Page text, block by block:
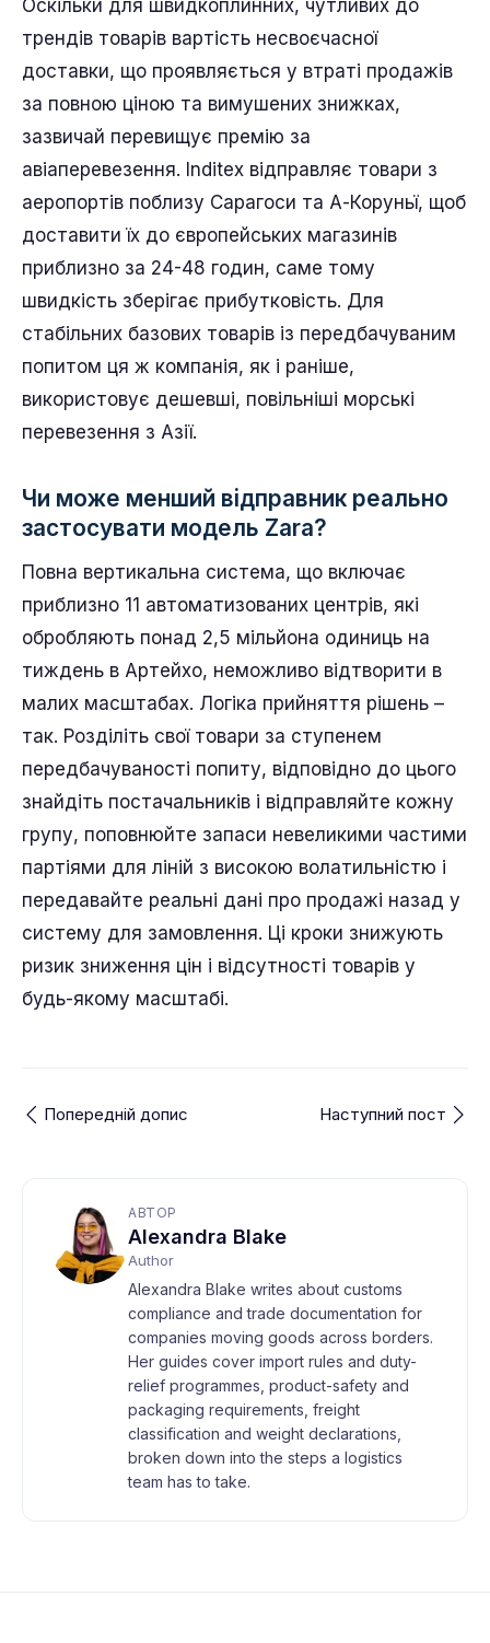
Оскільки для швидкоплинних, чутливих до
трендів товарів вартість несвоєчасної
доставки, що проявляється у втраті продажів
за повною ціною та вимушених знижках,
зазвичай перевищує премію за
авіаперевезення. Inditex відправляє товари з
аеропортів поблизу Сарагоси та А-Коруньї, щоб
доставити їх до європейських магазинів
приблизно за 24-48 годин, саме тому
швидкість зберігає прибутковість. Для
стабільних базових товарів із передбачуваним
попитом ця ж компанія, як і раніше,
використовує дешевші, повільніші морські
перевезення з Азії.
Чи може менший відправник реально
застосувати модель Zara?
Повна вертикальна система, що включає
приблизно 11 автоматизованих центрів, які
обробляють понад 2,5 мільйона одиниць на
тиждень в Артейхо, неможливо відтворити в
малих масштабах. Логіка прийняття рішень –
так. Розділіть свої товари за ступенем
передбачуваності попиту, відповідно до цього
знайдіть постачальників і відправляйте кожну
групу, поповнюйте запаси невеликими частими
партіями для ліній з високою волатильністю і
передавайте реальні дані про продажі назад у
систему для замовлення. Ці кроки знижують
ризик зниження цін і відсутності товарів у
будь-якому масштабі.
Попередній допис Наступний пост
АВТОР
Alexandra Blake
Author
Alexandra Blake writes about customs
compliance and trade documentation for
companies moving goods across borders.
Her guides cover import rules and duty-
relief programmes, product-safety and
packaging requirements, freight
classification and weight declarations,
broken down into the steps a logistics
team has to take.